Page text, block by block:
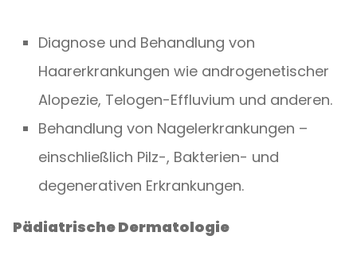
Diagnose und Behandlung von
Haarerkrankungen wie androgenetischer
Alopezie, Telogen-Effluvium und anderen.
Behandlung von Nagelerkrankungen –
einschließlich Pilz-, Bakterien- und
degenerativen Erkrankungen.
Pädiatrische Dermatologie